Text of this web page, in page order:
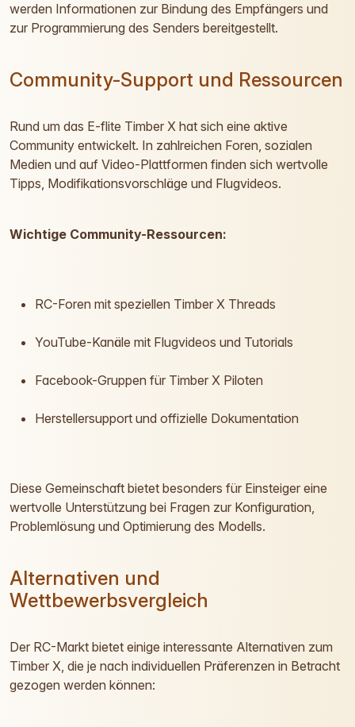
werden Informationen zur Bindung des Empfängers und
zur Programmierung des Senders bereitgestellt.
Community-Support und Ressourcen
Rund um das E-flite Timber X hat sich eine aktive
Community entwickelt. In zahlreichen Foren, sozialen
Medien und auf Video-Plattformen finden sich wertvolle
Tipps, Modifikationsvorschläge und Flugvideos.
Wichtige Community-Ressourcen:
RC-Foren mit speziellen Timber X Threads
YouTube-Kanäle mit Flugvideos und Tutorials
Facebook-Gruppen für Timber X Piloten
Herstellersupport und offizielle Dokumentation
Diese Gemeinschaft bietet besonders für Einsteiger eine
wertvolle Unterstützung bei Fragen zur Konfiguration,
Problemlösung und Optimierung des Modells.
Alternativen und
Wettbewerbsvergleich
Der RC-Markt bietet einige interessante Alternativen zum
Timber X, die je nach individuellen Präferenzen in Betracht
gezogen werden können: